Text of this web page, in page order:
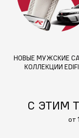
НОВЫЕ МУЖСКИЕ
КОЛЛЕКЦИИ
С ЭТИМ
от